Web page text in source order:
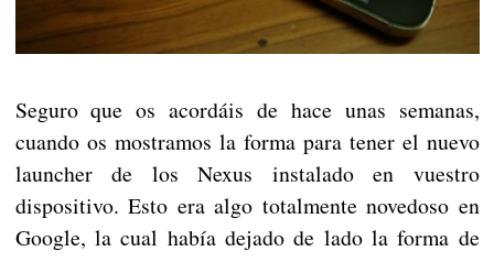
Seguro que os acordáis de hace unas semanas,
cuando os mostramos la forma para tener el nuevo
launcher de los Nexus instalado en vuestro
dispositivo. Esto era algo totalmente novedoso en
Google, la cual había dejado de lado la forma de